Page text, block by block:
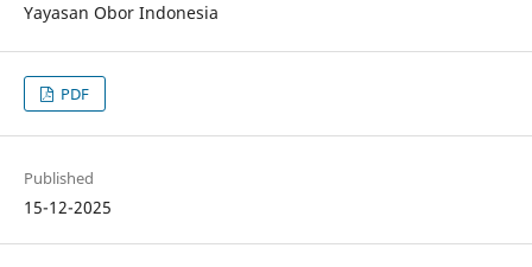
Yayasan Obor Indonesia
PDF
Published
15-12-2025